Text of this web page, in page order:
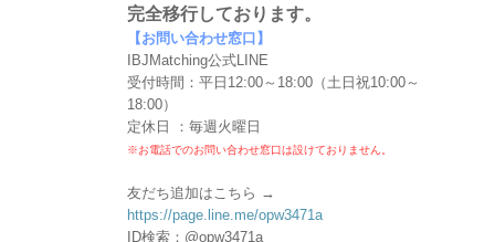
完全移行しております。
【お問い合わせ窓口】
IBJMatching公式LINE
受付時間：平日12:00～18:00（土日祝10:00～
18:00）
定休日 ：毎週火曜日
※お電話でのお問い合わせ窓口は設けておりません。
友だち追加はこちら →
https://page.line.me/opw3471a
ID検索：@opw3471a